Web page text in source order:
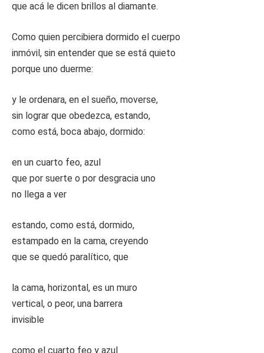
que acá le dicen brillos al diamante.
Como quien percibiera dormido el cuerpo
inmóvil, sin entender que se está quieto
porque uno duerme:
y le ordenara, en el sueño, moverse,
sin lograr que obedezca, estando,
como está, boca abajo, dormido:
en un cuarto feo, azul
que por suerte o por desgracia uno
no llega a ver
estando, como está, dormido,
estampado en la cama, creyendo
que se quedó paralítico, que
la cama, horizontal, es un muro
vertical, o peor, una barrera
invisible
como el cuarto feo y azul